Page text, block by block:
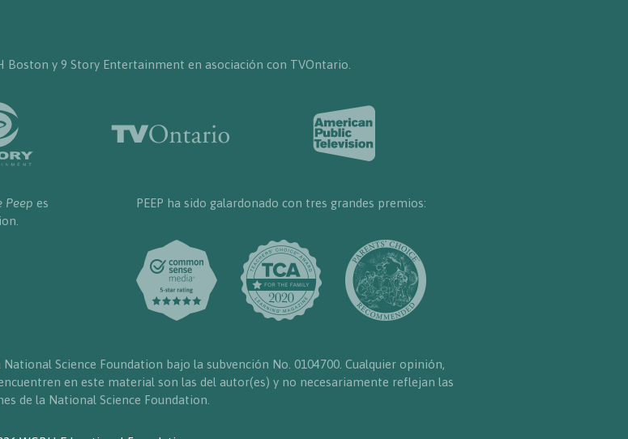
Boston y 9 Story Entertainment en asociación con TVOntario.
Peep es
PEEP ha sido galardonado con tres grandes premios:
Science Foundation bajo la subvención No. 0104700. Cualquier opinión,
en este material son las del autor(es) y no necesariamente reflejan las
de la National Science Foundation.